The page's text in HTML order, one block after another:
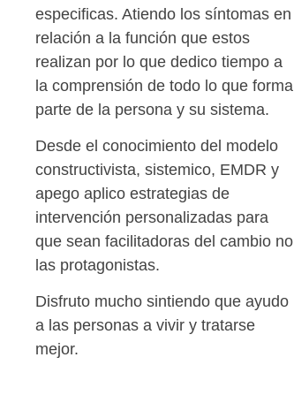
especificas. Atiendo los síntomas en
relación a la función que estos
realizan por lo que dedico tiempo a
la comprensión de todo lo que forma
parte de la persona y su sistema.
Desde el conocimiento del modelo
constructivista, sistemico, EMDR y
apego aplico estrategias de
intervención personalizadas para
que sean facilitadoras del cambio no
las protagonistas.
Disfruto mucho sintiendo que ayudo
a las personas a vivir y tratarse
mejor.